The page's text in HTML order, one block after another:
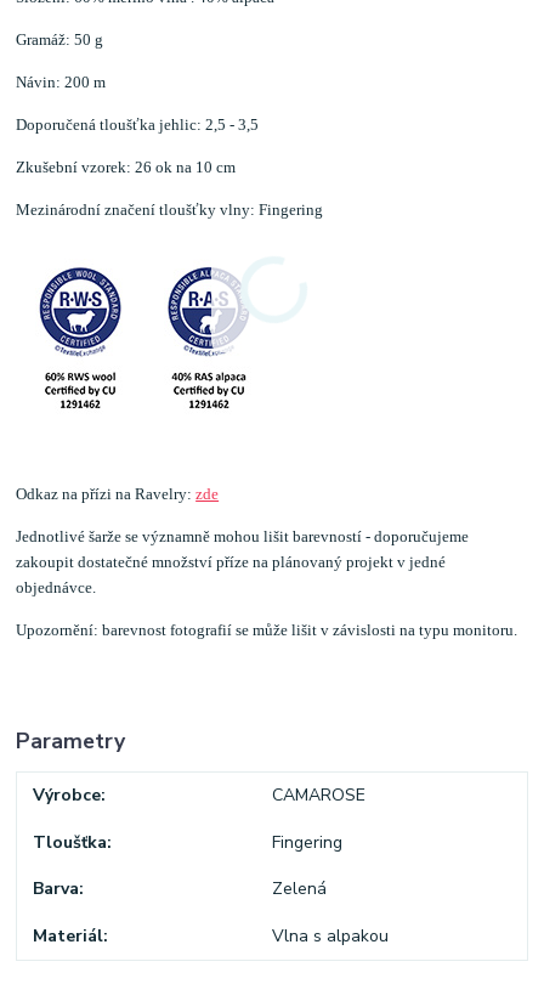
Gramáž: 50 g
Návin: 200 m
Doporučená tloušťka jehlic: 2,5 - 3,5
Zkušební vzorek: 26 ok na 10 cm
Mezinárodní značení tloušťky vlny: Fingering
Odkaz na přízi na Ravelry:zde
Jednotlivé šarže se významně mohou lišit barevností - doporučujeme
zakoupit dostatečné množství příze na plánovaný projekt v jedné
objednávce.
Upozornění: barevnost fotografií se může lišit v závislosti na typu monitoru.
Parametry
Výrobce CAMAROSE
Tloušťka Fingering
Barva Zelená
Materiál Vlna s alpakou